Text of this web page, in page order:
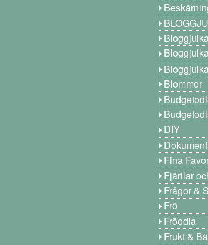
Blommor
DIY
Fina
Fjärilar
Frågor &
Frö
Fröodla
Frukt &